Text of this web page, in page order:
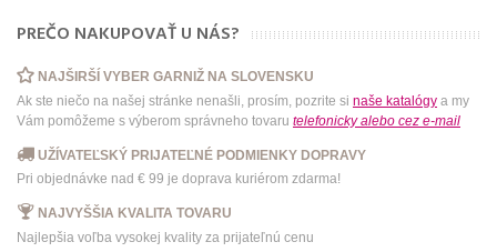
PREČO NAKUPOVAŤ U NÁS?
NAJŠIRŠÍ VYBER GARNIŽ NA SLOVENSKU
Ak ste niečo na našej stránke nenašli, prosím, pozrite si naše katalógy a my
Vám pomôžeme s výberom správneho tovaru telefonicky alebo cez e-mail
UŽÍVATEĽSKÝ PRIJATEĽNÉ PODMIENKY DOPRAVY
Pri objednávke nad € 99 je doprava kuriérom zdarma!
NAJVYŠŠIA KVALITA TOVARU
Najlepšia voľba vysokej kvality za prijateľnú cenu